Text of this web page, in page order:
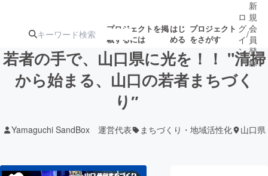
プロジェクトを掲
載するには
はじ
める
プロジェクト
をさがす
注目の新着プロ
ロ
グ
イ
ン
/
新
規
会
員
登
録
若者の手で、山口県に光を！！ "清掃
から始まる、山口の若者まちづく
り″
Yamaguchi SandBox 運営代表 まちづくり・地域活性化 山口県